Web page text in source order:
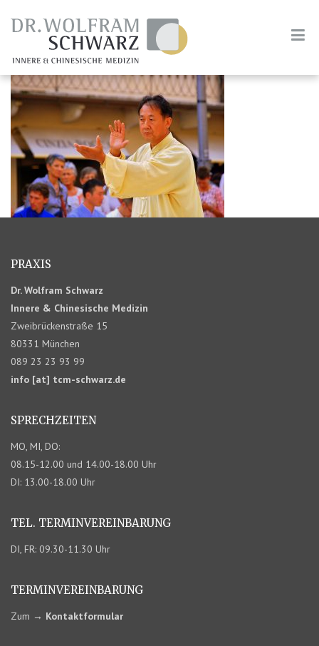
PRAXIS
Dr. Wolfram Schwarz
Innere & Chinesische Medizin
Zweibrückenstraße 15
80331 München
089 23 23 93 99
info [at] tcm-schwarz.de
SPRECHZEITEN
MO, MI, DO:
08.15-12.00 und 14.00-18.00 Uhr
DI: 13.00-18.00 Uhr
TEL. TERMIN­VEREINBARUNG
DI, FR: 09.30-11.30 Uhr
TERMIN­VEREINBARUNG
Zum → Kontaktformular